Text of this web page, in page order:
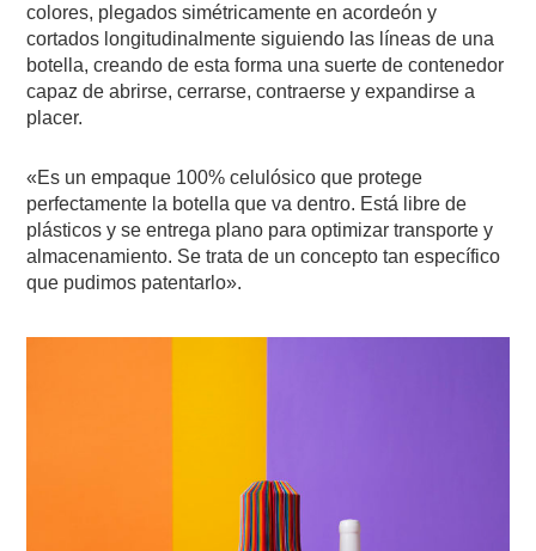
colores, plegados simétricamente en acordeón y
cortados longitudinalmente siguiendo las líneas de una
botella, creando de esta forma una suerte de contenedor
capaz de abrirse, cerrarse, contraerse y expandirse a
placer.
«Es un empaque 100% celulósico que protege
perfectamente la botella que va dentro. Está libre de
plásticos y se entrega plano para optimizar transporte y
almacenamiento. Se trata de un concepto tan específico
que pudimos patentarlo».